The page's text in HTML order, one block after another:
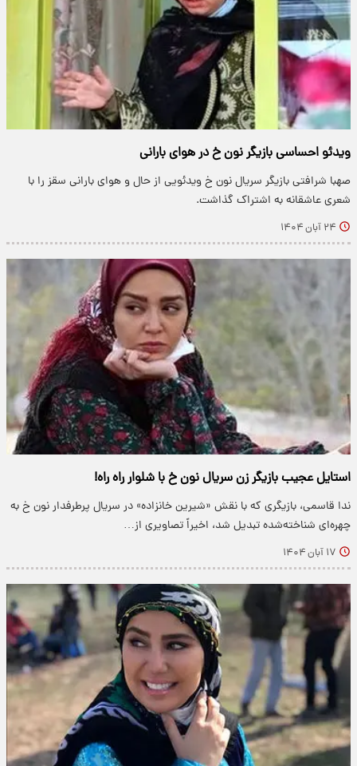
ویدئو احساسی بازیگر نون خ در هوای بارانی
صهبا شرافتی بازیگر سریال نون خ ویدئویی از حال و هوای بارانی سقز را با
شعری عاشقانه به اشتراک گذاشت.
۲۴ آبان ۱۴۰۴
استایل عجیب بازیگر زن سریال نون خ با شلوار راه راه!
ندا قاسمی، بازیگری که با نقش «شیرین خانزاده» در سریال پرطرفدار نون خ به
چهره‌ای شناخته‌شده تبدیل شد، اخیراً تصاویری از…
۱۷ آبان ۱۴۰۴